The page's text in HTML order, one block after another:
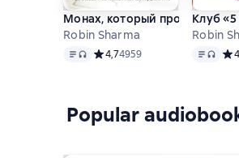
Монах, который продал свой
Robin Sharma
Text, audio format available
Средний рейтинг 4,7 на
4,74959
Клуб
Robin
Text,
Popular